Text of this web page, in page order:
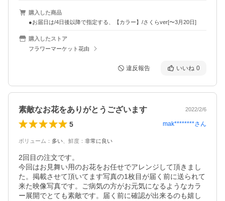
購入した商品
●お届日は/4日後以降で指定する、【カラー】/さくらver[〜3月20日]
購入したストア
フラワーマーケット花由
違反報告 いいね 0
素敵なお花をありがとうございます 2022/2/6
5 mak********さん
ボリューム ： 多い 鮮度 ： 非常に良い
2回目の注文です。
今回はお見舞い用のお花をお任せでアレンジして頂きまし
た。掲載させて頂いてます写真の1枚目が届く前に送られて
来た映像写真です。ご病気の方がお元気になるようなカラ
ー展開でとても素敵です。届く前に確認が出来るのも嬉し